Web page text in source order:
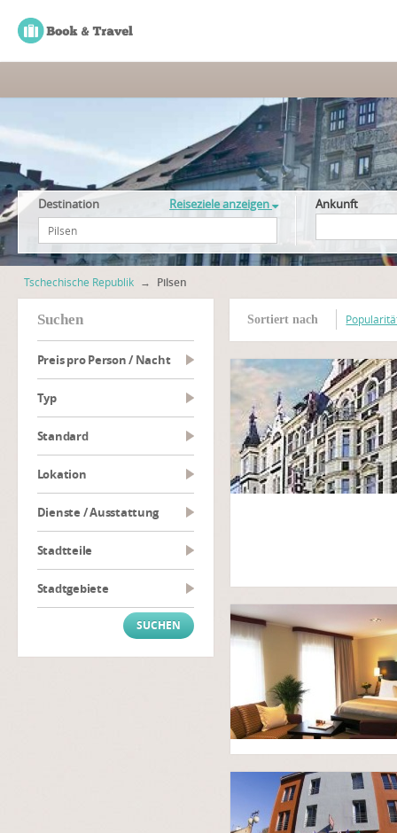
Destination Reiseziele anzeigen Ankunft
Tschechische Republik → Pilsen
suchen
Preis pro Person / Nacht
Typ
Standard
Lokation
Dienste / Ausstattung
Stadtteile
Stadtgebiete
Sortiert nach